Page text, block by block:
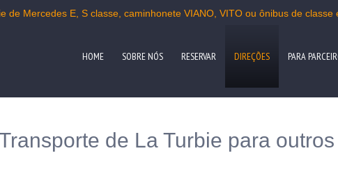
de Mercedes E, S classe, caminhonete VIANO, VITO ou ônibus de classe
HOME SOBRE NÓS RESERVAR DIREÇÕES PARA
de La Turbie para